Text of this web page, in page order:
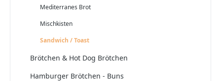
Mediterranes Brot
Mischkisten
Sandwich / Toast
Brötchen & Hot Dog Brötchen
Hamburger Brötchen - Buns